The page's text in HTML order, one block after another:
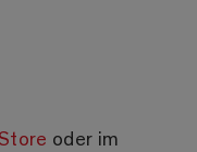
oder im